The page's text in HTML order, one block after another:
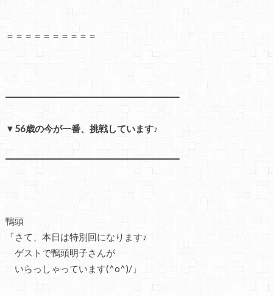
＝＝＝＝＝＝＝＝＝＝
━━━━━━━━━━━━━━━━━━━
▼56歳の今が一番、挑戦しています♪
━━━━━━━━━━━━━━━━━━━
鴨頭
「さて、本日は特別回になります♪
ゲストで鴨頭明子さんが
いらっしゃっています(^o^)/」